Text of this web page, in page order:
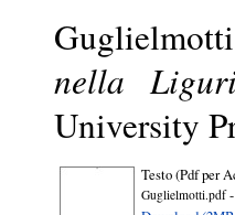
nella
University
Testo (Pdf per
Guglielmotti.pdf-